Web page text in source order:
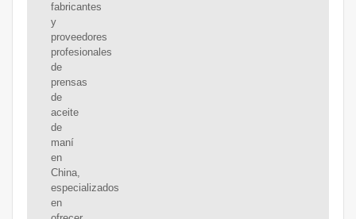
fabricantes
y
proveedores
profesionales
de
prensas
de
aceite
de
maní
en
China,
especializados
en